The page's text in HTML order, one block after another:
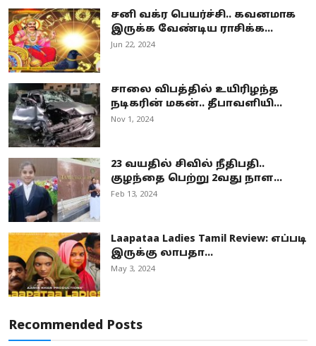
சனி வக்ர பெயர்ச்சி.. கவனமாக
இருக்க வேண்டிய ராசிக்க...
Jun 22, 2024
சாலை விபத்தில் உயிரிழந்த
நடிகரின் மகன்.. தீபாவளியி...
Nov 1, 2024
23 வயதில் சிவில் நீதிபதி..
குழந்தை பெற்று 2வது நாள...
Feb 13, 2024
Laapataa Ladies Tamil Review: எப்படி
இருக்கு லாபதா...
May 3, 2024
Recommended Posts